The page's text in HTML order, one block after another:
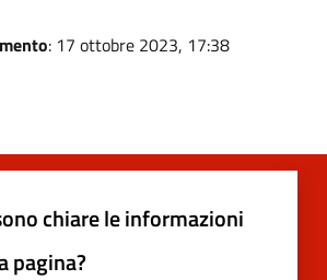
: 17 ottobre 2023, 17:38
chiare le informazioni
pagina?